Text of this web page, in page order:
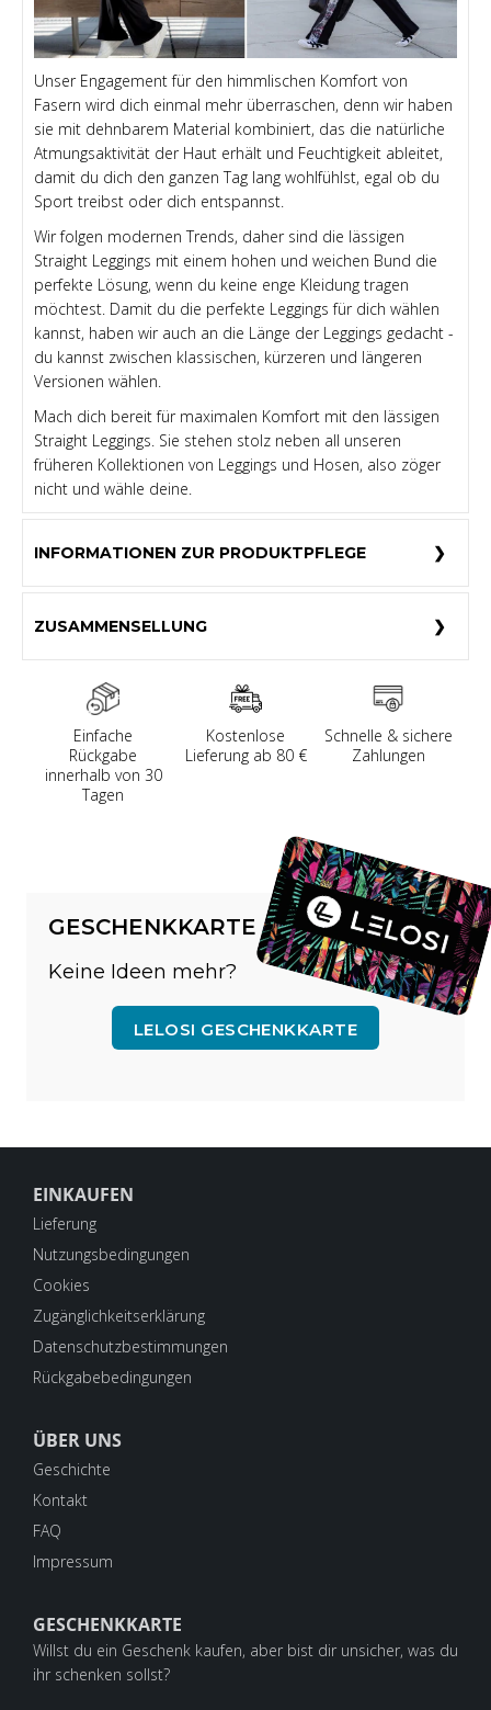
Unser Engagement für den himmlischen Komfort von
Fasern wird dich einmal mehr überraschen, denn wir haben
sie mit dehnbarem Material kombiniert, das die natürliche
Atmungsaktivität der Haut erhält und Feuchtigkeit ableitet,
damit du dich den ganzen Tag lang wohlfühlst, egal ob du
Sport treibst oder dich entspannst.
Wir folgen modernen Trends, daher sind die lässigen
Straight Leggings mit einem hohen und weichen Bund die
perfekte Lösung, wenn du keine enge Kleidung tragen
möchtest. Damit du die perfekte Leggings für dich wählen
kannst, haben wir auch an die Länge der Leggings gedacht -
du kannst zwischen klassischen, kürzeren und längeren
Versionen wählen.
Mach dich bereit für maximalen Komfort mit den lässigen
Straight Leggings. Sie stehen stolz neben all unseren
früheren Kollektionen von Leggings und Hosen, also zöger
nicht und wähle deine.
INFORMATIONEN ZUR PRODUKTPFLEGE
ZUSAMMENSELLUNG
Einfache
Rückgabe
innerhalb von 30
Tagen
Kostenlose
Lieferung ab 80 €
Schnelle & sichere
Zahlungen
GESCHENKKARTE
Keine Ideen mehr?
LELOSI GESCHENKKARTE
EINKAUFEN
Lieferung
Nutzungsbedingungen
Cookies
Zugänglichkeitserklärung
Datenschutzbestimmungen
Rückgabebedingungen
ÜBER UNS
Geschichte
Kontakt
FAQ
Impressum
GESCHENKKARTE
Willst du ein Geschenk kaufen, aber bist dir unsicher, was du
ihr schenken sollst?